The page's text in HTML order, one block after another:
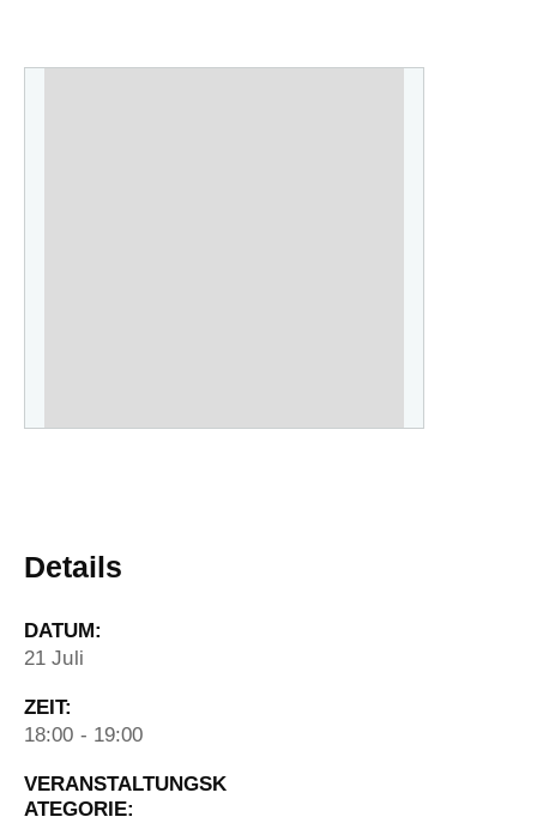
Details
DATUM:
21 Juli
ZEIT:
18:00 - 19:00
VERANSTALTUNGSK
ATEGORIE: